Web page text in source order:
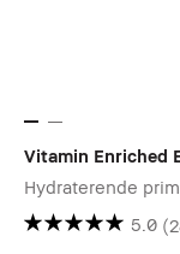
Vitamin Enriched
Hydraterende
5.0